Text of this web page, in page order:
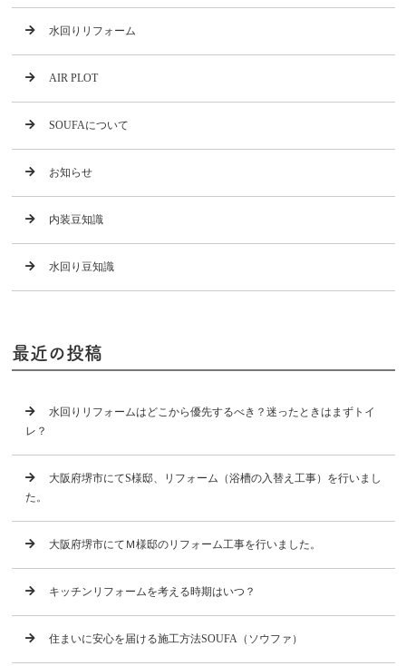
水回りリフォーム
AIR PLOT
SOUFAについて
お知らせ
内装豆知識
水回り豆知識
最近の投稿
水回りリフォームはどこから優先するべき？迷ったときはまずトイ
レ？
大阪府堺市にてS様邸、リフォーム（浴槽の入替え工事）を行いまし
た。
大阪府堺市にてＭ様邸のリフォーム工事を行いました。
キッチンリフォームを考える時期はいつ？
住まいに安心を届ける施工方法SOUFA（ソウファ）